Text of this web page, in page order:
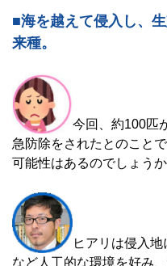
■海を越えて侵入し、
来種。
今回、約100匹
急防除をされたとのこと
可能性はあるのでしょうか
ヒアリは侵入
など人工的な環境を好み